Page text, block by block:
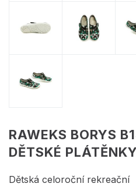
RAWEKS BORYS
DĚTSKÉ PLÁTĚNKY
Dětská celoroční rekreační